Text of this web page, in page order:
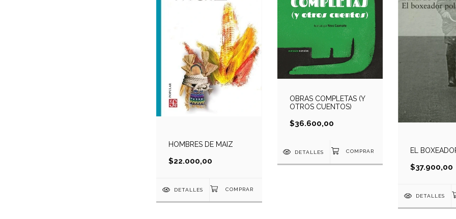
HOMBRES DE MAIZ
$22.000,00
DETALLES
OBRAS COMPLETAS (Y
OTROS CUENTOS)
$36.600,00
DETALLES EL
$37.900,00
DETALLES